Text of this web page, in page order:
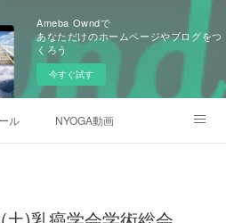
Ameba Owndで
あなただけのホームページやブログをつ
くろう
今すぐ試す
ル NYOGA動画